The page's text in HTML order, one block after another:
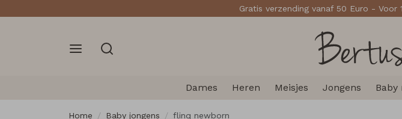
Gratis verzending vanaf 50 Euro -
Dames Heren Meisjes Jongens Baby
Home Baby jongens flinq newborn